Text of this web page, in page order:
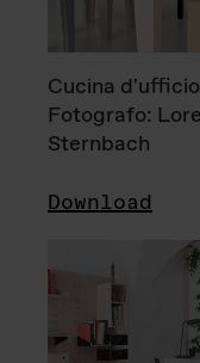
Cucina d'ufficio
Fotografo:
Sternbach
Download